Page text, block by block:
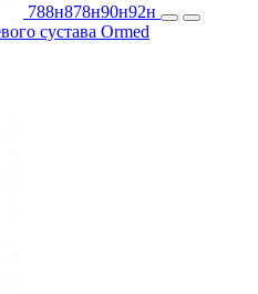
788н878н90н92н
сустава Ormed